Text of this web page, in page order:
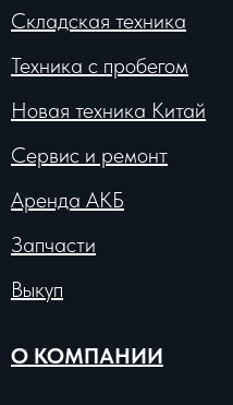
Складская техника
Техника с пробегом
Новая техника Китай
Сервис и ремонт
Аренда АКБ
Запчасти
Выкуп
О КОМПАНИИ